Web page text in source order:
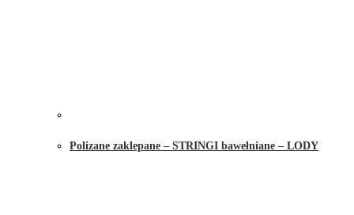
Polizane zaklepane – STRINGI bawełniane – LODY